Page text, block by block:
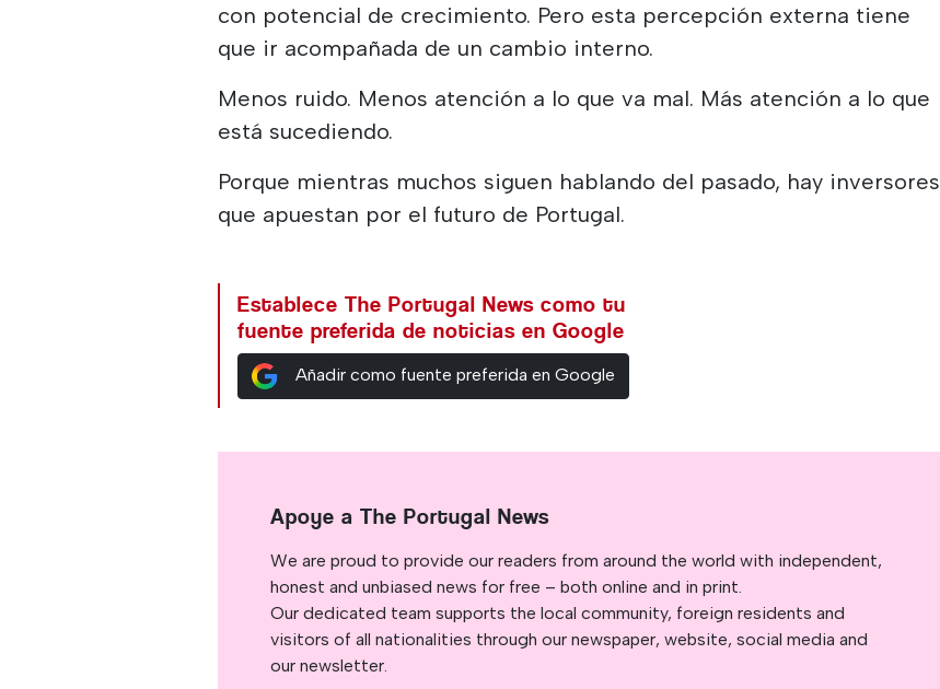
con potencial de crecimiento. Pero esta percepción externa tiene
que ir acompañada de un cambio interno.
Menos ruido. Menos atención a lo que va mal. Más atención a lo que
está sucediendo.
Porque mientras muchos siguen hablando del pasado, hay inversores
que apuestan por el futuro de Portugal.
Establece The Portugal News como tu
fuente preferida de noticias en Google
Añadir como fuente preferida en Google
Apoye a The Portugal News
We are proud to provide our readers from around the world with independent,
honest and unbiased news for free – both online and in print.
Our dedicated team supports the local community, foreign residents and
visitors of all nationalities through our newspaper, website, social media and
our newsletter.